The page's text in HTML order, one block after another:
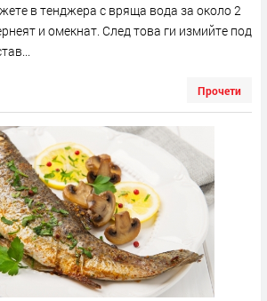
в тенджера с вряща вода за около 2
и омекнат. След това ги измийте под
Прочети